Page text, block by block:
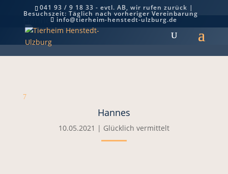
041 93 / 9 18 33 - evtl. AB, wir rufen zurück |
Besuchszeit: Täglich nach vorheriger Vereinbarung
info@tierheim-henstedt-ulzburg.de
Hannes
7
Hannes
10.05.2021 | Glücklich vermittelt